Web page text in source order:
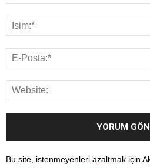
Bu site, istenmeyenleri azaltmak için